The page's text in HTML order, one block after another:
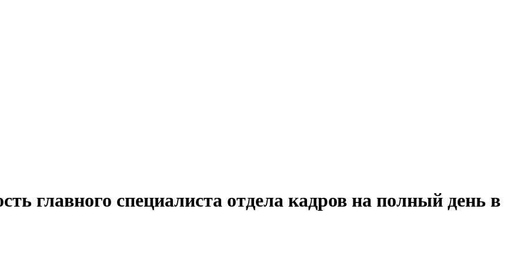
главного специалиста отдела кадров на полный день в